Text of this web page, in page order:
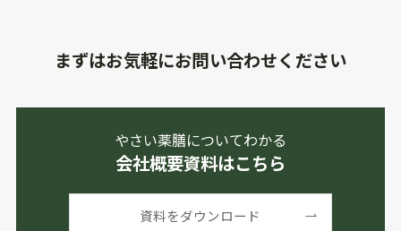
まずはお気軽にお問い合わせください
やさい薬膳についてわかる
会社概要資料はこちら
資料をダウンロード